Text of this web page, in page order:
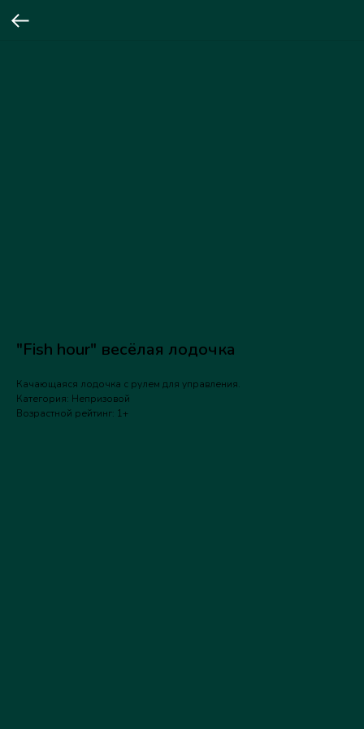
"Fish hour" весёлая лодочка
Качающаяся лодочка с рулем для управления.
Категория: Непризовой
Возрастной рейтинг: 1+